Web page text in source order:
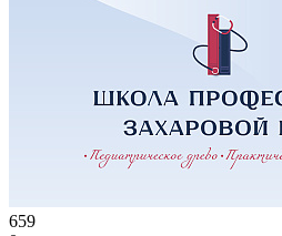
659